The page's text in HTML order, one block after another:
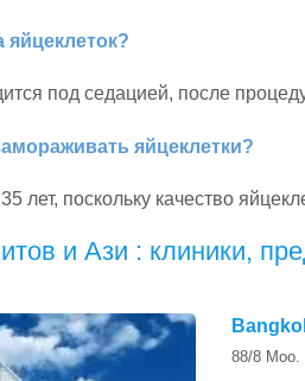
яйцеклеток?
под седацией, после
яйцеклетки?
лет, поскольку качество
и Ази : клиники,
88/8 Moo.